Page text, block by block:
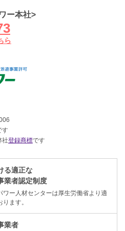
ー本社>
ら
す
社登録商標です
る適正な
業者認定制度
ワー人材センターは厚生労働省より適
ます。
業者